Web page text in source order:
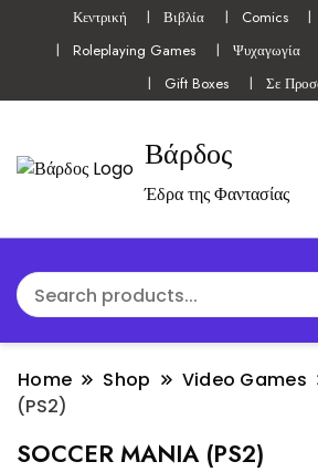
Κεντρική Βιβλία Comics
Roleplaying Games
Ψυχαγωγία
Gift Boxes
Σε
Βάρδος
Έδρα της Φαντασίας
Home Shop Video Games
(PS2)
SOCCER MANIA (PS2)